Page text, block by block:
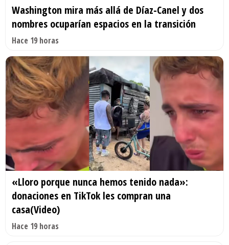
Washington mira más allá de Díaz-Canel y dos
nombres ocuparían espacios en la transición
Hace 19 horas
«Lloro porque nunca hemos tenido nada»:
donaciones en TikTok les compran una
casa(Video)
Hace 19 horas